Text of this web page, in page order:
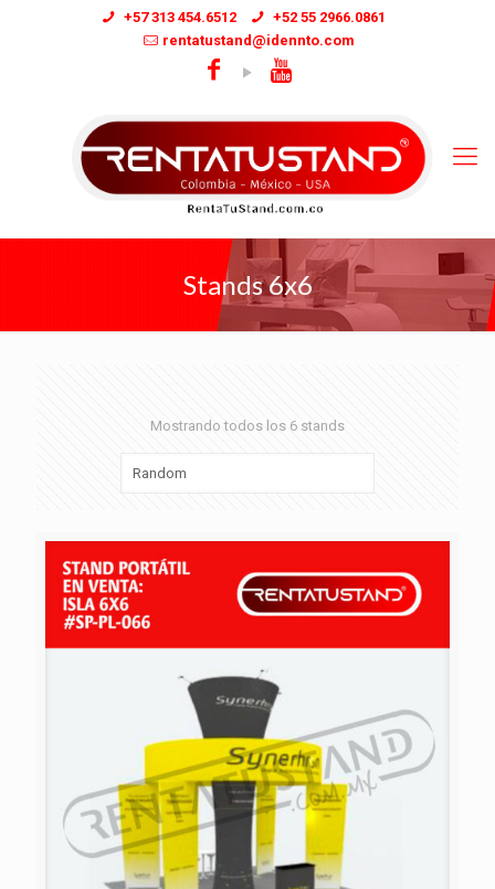
+57 313 454.6512
+52 55 2966.0861
rentatustand@idennto.com
Stands 6x6
Mostrando todos los 6 stands